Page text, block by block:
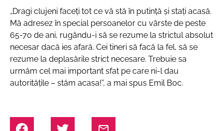
„Dragi clujeni faceți tot ce vă stă în putință și stați acasă.
Mă adresez în special persoanelor cu vârste de peste
65-70 de ani, rugându-i să se rezume la strictul absolut
necesar dacă ies afară. Cei tineri să facă la fel, să se
rezume la deplasările strict necesare. Trebuie sa
urmăm cel mai important sfat pe care ni-l dau
autoritățile – stăm acasa!”, a mai spus Emil Boc.